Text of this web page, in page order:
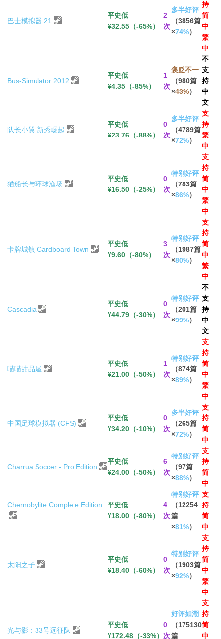
巴士模拟器 21
平史低
¥32.55（-65%）
2
次
多半好评
（3856篇
×74%）
持
简
中
繁
中
Bus-Simulator 2012
平史低
¥4.35（-85%）
1
次
褒贬不一
（980篇
×43%）
不
支
持
中
文
队长小翼 新秀崛起
平史低
¥23.76（-88%）
0
次
多半好评
（4789篇
×72%）
支
持
繁
中
猫船长与环球渔场
平史低
¥16.50（-25%）
0
次
特别好评
（783篇
×86%）
支
持
简
中
繁
中
卡牌城镇 Cardboard Town
平史低
¥9.60（-80%）
3
次
特别好评
（1987篇
×80%）
支
持
简
中
繁
中
Cascadia
平史低
¥44.79（-30%）
0
次
特别好评
（201篇
×99%）
不
支
持
中
文
喵喵甜品屋
平史低
¥21.00（-50%）
1
次
特别好评
（874篇
×89%）
支
持
简
中
繁
中
中国足球模拟器 (CFS)
平史低
¥34.20（-10%）
0
次
多半好评
（265篇
×72%）
支
持
简
中
Charrua Soccer - Pro Edition
平史低
¥24.00（-50%）
6
次
特别好评
（97篇
×88%）
支
持
简
中
Chernobylite Complete Edition
平史低
¥18.00（-80%）
4
次
特别好评
（12254
篇
×81%）
支
持
简
中
太阳之子
平史低
¥18.40（-60%）
0
次
特别好评
（1903篇
×92%）
支
持
简
中
繁
中
光与影：33号远征队
平史低
¥172.48（-33%）
0
次
好评如潮
（175130
篇
支
持
简
中